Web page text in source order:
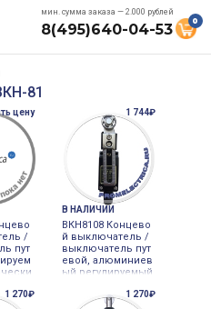
мин. сумма заказа — 2.000 рублей
8(495)640-04-53 0
81
цену
/
пут
1 744₽
В НАЛИЧИИ
ВКН8108 Концево
й выключатель /
выключатель пут
евой, алюминиев
ый регулируемый
1 270₽ 1 270₽